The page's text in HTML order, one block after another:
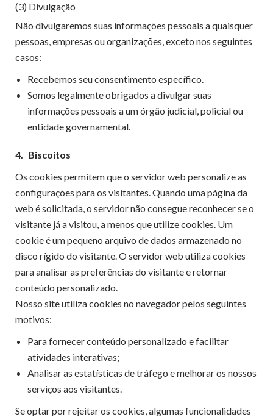
(3) Divulgação
Não divulgaremos suas informações pessoais a quaisquer
pessoas, empresas ou organizações, exceto nos seguintes
casos:
Recebemos seu consentimento específico.
Somos legalmente obrigados a divulgar suas
informações pessoais a um órgão judicial, policial ou
entidade governamental.
4. Biscoitos
Os cookies permitem que o servidor web personalize as
configurações para os visitantes. Quando uma página da
web é solicitada, o servidor não consegue reconhecer se o
visitante já a visitou, a menos que utilize cookies. Um
cookie é um pequeno arquivo de dados armazenado no
disco rígido do visitante. O servidor web utiliza cookies
para analisar as preferências do visitante e retornar
conteúdo personalizado.
Nosso site utiliza cookies no navegador pelos seguintes
motivos:
Para fornecer conteúdo personalizado e facilitar
atividades interativas;
Analisar as estatísticas de tráfego e melhorar os nossos
serviços aos visitantes.
Se optar por rejeitar os cookies, algumas funcionalidades